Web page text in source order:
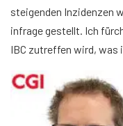
steigenden Inzidenzen
infrage gestellt. Ich
IBC zutreffen wird, was